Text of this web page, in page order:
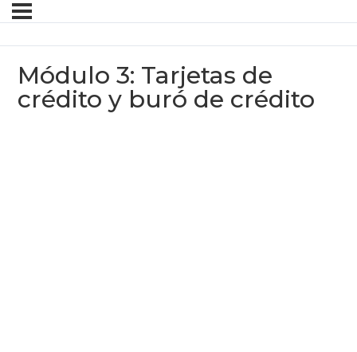
Módulo 3: Tarjetas de
crédito y buró de crédito